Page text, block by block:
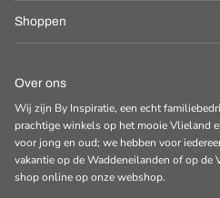
Shoppen
Over ons
Wij zijn By Inspiratie, een echt
prachtige winkels op het mooie Vlieland
voor jong en oud; we hebben voor
vakantie op de Waddeneilanden of op de
shop online op onze webshop.